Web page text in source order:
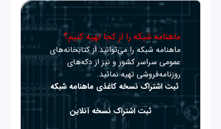
ماهنامه شبکه را از کجا تهیه کنیم؟
ماهنامه شبکه را می‌توانید از کتابخانه‌های
عمومی سراسر کشور و نیز از دکه‌های
روزنامه‌فروشی تهیه نمائید.
ثبت اشتراک نسخه کاغذی ماهنامه شبکه
ثبت اشتراک نسخه آنلاین